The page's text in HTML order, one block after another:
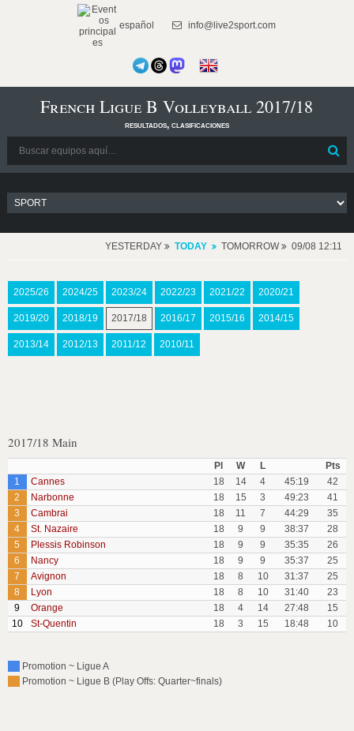
español info@live2sport.com
French Ligue B Volleyball 2017/18
resultados, clasificaciones
YESTERDAY TODAY TOMORROW 09/08 12:11
2025/26 2024/25 2023/24 2022/23 2021/22 2020/21
2019/20 2018/19 2017/18 2016/17 2015/16 2014/15
2013/14 2012/13 2011/12 2010/11
2017/18 Main
Pl W L
Pts
1
Cannes 18 14 4 45:19
42
2
Narbonne 18 15 3 49:23
41
3
Cambrai 18 11 7 44:29
35
4
St. Nazaire 18 9 9 38:37
28
5
Plessis Robinson 18 9 9 35:35
26
6
Nancy 18 9 9 35:37
25
7
Avignon 18 8 10 31:37
25
8
Lyon 18 8 10 31:40
23
9
Orange 18 4 14 27:48
15
10
St-Quentin 18 3 15 18:48 10
Promotion ~ Ligue A
Promotion ~ Ligue B (Play Offs: Quarter~finals)